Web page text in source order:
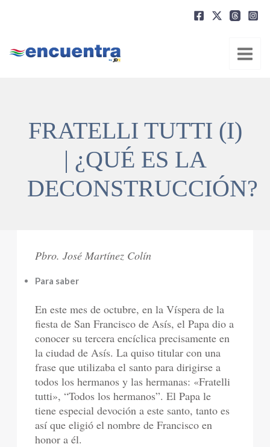
FRATELLI TUTTI (I)
| ¿QUÉ ES LA
DECONSTRUCCIÓN?
Pbro. José Martínez Colín
Para saber
En este mes de octubre, en la Víspera de la
fiesta de San Francisco de Asís, el Papa dio a
conocer su tercera encíclica precisamente en
la ciudad de Asís. La quiso titular con una
frase que utilizaba el santo para dirigirse a
todos los hermanos y las hermanas: «Fratelli
tutti», “Todos los hermanos”. El Papa le
tiene especial devoción a este santo, tanto es
así que eligió el nombre de Francisco en
honor a él.